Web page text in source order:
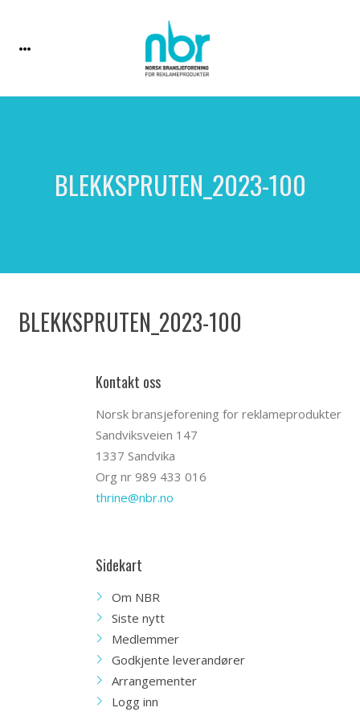
BLEKKSPRUTEN_2023-100
BLEKKSPRUTEN_2023-100
Kontakt oss
Norsk bransjeforening for reklameprodukter
Sandviksveien 147
1337 Sandvika
Org nr 989 433 016
thrine@nbr.no
Sidekart
Om NBR
Siste nytt
Medlemmer
Godkjente leverandører
Arrangementer
Logg inn